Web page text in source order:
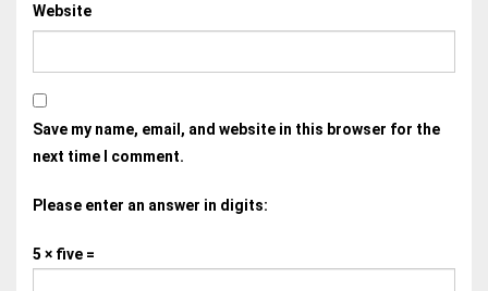
Website
Save my name, email, and website in this browser for the
next time I comment.
Please enter an answer in digits:
5 × five =